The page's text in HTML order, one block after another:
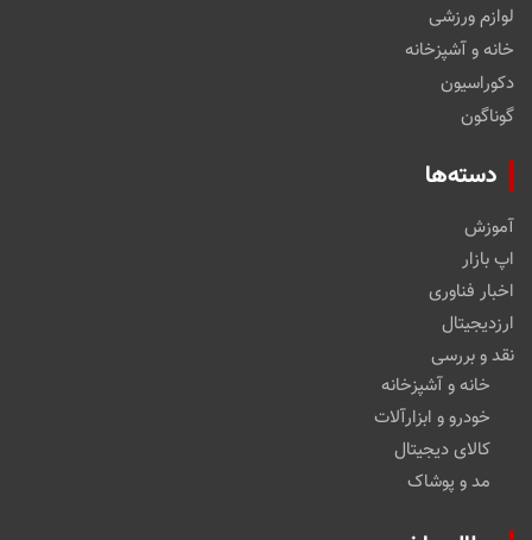
لوازم ورزشی
خانه و آشپزخانه
دکوراسیون
گوناگون
دسته‌ها
آموزش
اپ بازار
اخبار فناوری
ارزدیجیتال
نقد و بررسی
خانه و آشپزخانه
خودرو و ابزارآلات
کالای دیجیتال
مد و پوشاک